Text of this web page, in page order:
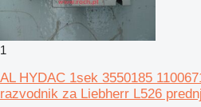
1
AL HYDAC 1sek 3550185
razvodnik za Liebherr L526